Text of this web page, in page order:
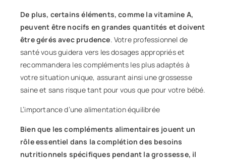
De plus, certains éléments, comme la vitamine A,
peuvent être nocifs en grandes quantités et doivent
être gérés avec prudence. Votre professionnel de
santé vous guidera vers les dosages appropriés et
recommandera les compléments les plus adaptés à
votre situation unique, assurant ainsi une grossesse
saine et sans risque tant pour vous que pour votre bébé.
L’importance d’une alimentation équilibrée
Bien que les compléments alimentaires jouent un
rôle essentiel dans la complétion des besoins
nutritionnels spécifiques pendant la grossesse, il